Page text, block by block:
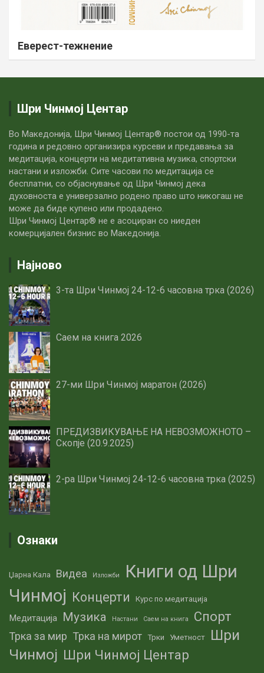
Еверест-тежнение
Шри Чинмој Центар
Во Македонија, Шри Чинмој Центар® постои од 1990-та
година и редовно организира курсеви и предавања за
медитација, концерти на медитативна музика, спортски
настани и изложби. Сите часови по медитацијa се
бесплатни, со објаснување од Шри Чинмој дека
духовноста е универзално родено право што никогаш не
може да биде купено или продадено.
Шри Чинмој Центар® не е асоциран со ниеден
комерцијален бизнис во Македонија.
Најново
3-та Шри Чинмој 24-12-6 часовна трка (2026)
Саем на книга 2026
27-ми Шри Чинмој маратон (2026)
ПРЕДИЗВИКУВАЊЕ НА НЕВОЗМОЖНОТО –
Скопје (20.9.2025)
2-ра Шри Чинмој 24-12-6 часовна трка (2025)
Ознаки
Џарна Кала Видеа Изложби
Книги од Шри
Чинмој Концерти Курс по медитација
Медитација Музика Настани Саем на книга Спорт
Трка за мир Трка на мирот Трки Уметност
Шри
Чинмој Шри Чинмој Центар